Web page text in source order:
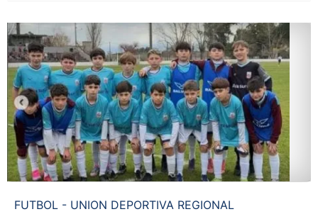
FUTBOL - UNION DEPORTIVA REGIONAL